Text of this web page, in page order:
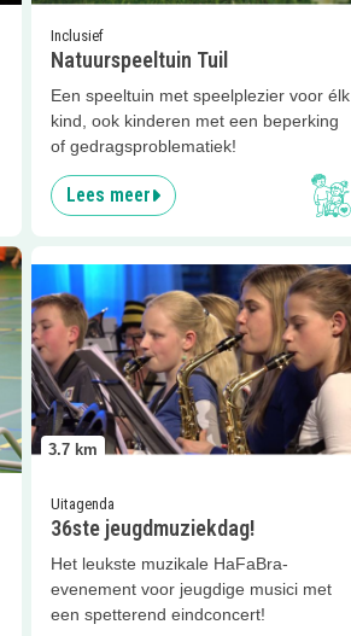
Inclusief
Natuurspeeltuin Tuil
Een speeltuin met speelplezier voor élk
kind, ook kinderen met een beperking
of gedragsproblematiek!
Lees meer
3.7 km
Uitagenda
36ste jeugdmuziekdag!
Het leukste muzikale HaFaBra-
evenement voor jeugdige musici met
een spetterend eindconcert!